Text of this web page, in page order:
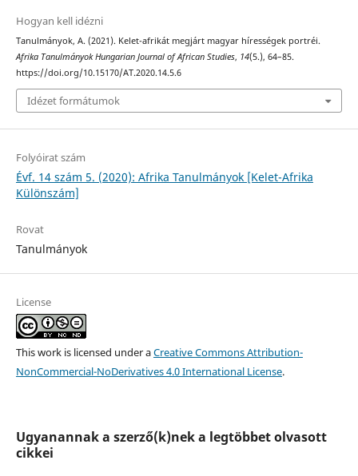
Hogyan kell idézni
Tanulmányok, A. (2021). Kelet-afrikát megjárt magyar hírességek portréi.
Afrika Tanulmányok Hungarian Journal of African Studies, 14(5.), 64–85.
https://doi.org/10.15170/AT.2020.14.5.6
Idézet formátumok
Folyóirat szám
Évf. 14 szám 5. (2020): Afrika Tanulmányok [Kelet-Afrika
Különszám]
Rovat
Tanulmányok
License
This work is licensed under aCreative Commons Attribution-
NonCommercial-NoDerivatives 4.0 International License.
Ugyanannak a szerző(k)nek a legtöbbet olvasott
cikkei